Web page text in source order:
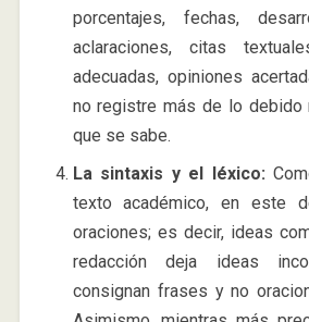
porcentajes, fechas,
aclaraciones, citas
adecuadas, opiniones
no registre más de lo debido
que se sabe.
La sintaxis y el léxico:
texto académico, en este
oraciones; es decir, ideas
redacción deja ideas
consignan frases y no